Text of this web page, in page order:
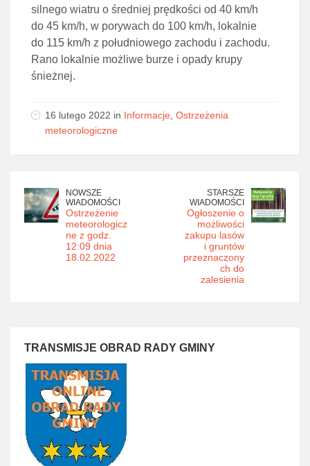
silnego wiatru o średniej prędkości od 40 km/h
do 45 km/h, w porywach do 100 km/h, lokalnie
do 115 km/h z południowego zachodu i zachodu.
Rano lokalnie możliwe burze i opady krupy
śnieżnej.
16 lutego 2022 in Informacje Ostrzeżenia
meteorologiczne
NOWSZE
WIADOMOŚCI
Ostrzeżenie
meteorologicz
ne z godz.
12:09 dnia
18.02.2022
STARSZE
WIADOMOŚCI
Ogłoszenie o
możliwości
zakupu lasów
i gruntów
przeznaczony
ch do
zalesienia
TRANSMISJE OBRAD RADY GMINY